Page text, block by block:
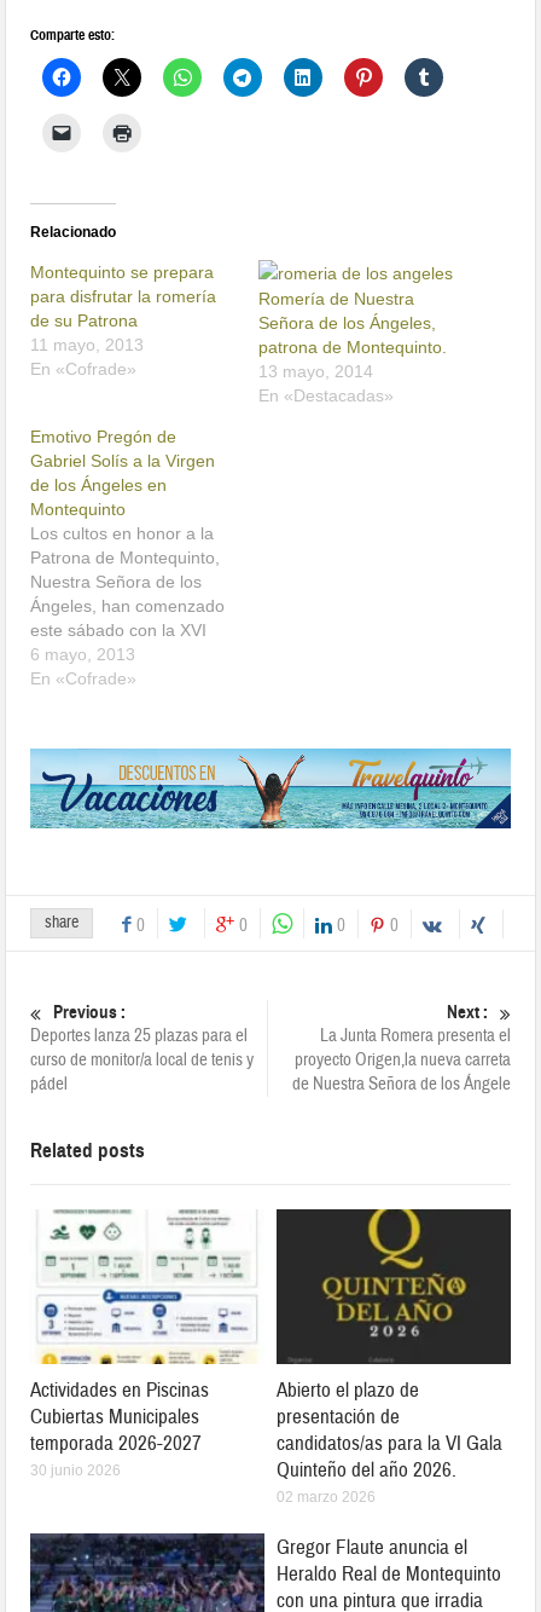
Comparte esto:
Relacionado
Montequinto se prepara
para disfrutar la romería
de su Patrona
11 mayo, 2013
En «Cofrade»
Romería de Nuestra
Señora de los Ángeles,
patrona de Montequinto.
13 mayo, 2014
En «Destacadas»
Emotivo Pregón de
Gabriel Solís a la Virgen
de los Ángeles en
Montequinto
Los cultos en honor a la
Patrona de Montequinto,
Nuestra Señora de los
Ángeles, han comenzado
este sábado con la XVI
ExaltaciónRomera, a
cargo de Gabriel Solís
Divina Pastora de Santa
Marina de Sevilla. Un
pregón marcado por la
poesía y los…
6 mayo, 2013
En «Cofrade»
share 0 0 0 0
Previous :
Deportes lanza 25 plazas para el
curso de monitor/a local de tenis y
pádel
Next :
La Junta Romera presenta el
proyecto Origen,la nueva carreta
de Nuestra Señora de los Ángele
Related posts
Actividades en Piscinas
Cubiertas Municipales
temporada 2026-2027
30 junio 2026
Abierto el plazo de
presentación de
candidatos/as para la VI Gala
Quinteño del año 2026.
02 marzo 2026
Gregor Flaute anuncia el
Heraldo Real de Montequinto
con una pintura que irradia